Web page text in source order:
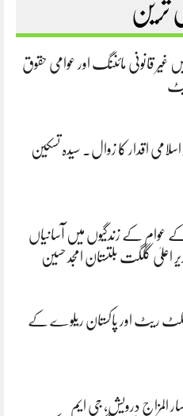
ترین
غیر قانونی مائننگ اور عوامی حقوق
و اسلامی اقدار کا زوال. سیدہ تسکین
عوام کے زندگیوں میں آسانیاں
اعلیٰ گلگت بلتستان امجد حسین
ریٹ اور پاکستان ریلوے کے
المزاج درویش، جی ایم